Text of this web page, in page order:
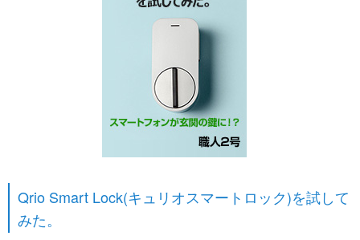
Qrio Smart Lock(キュリオスマートロック)を試して
みた。